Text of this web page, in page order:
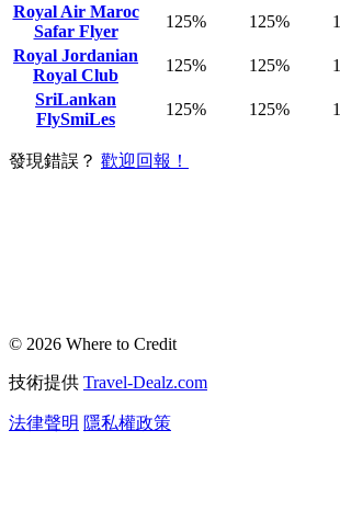
Royal Air Maroc
Safar Flyer
125% 125%
Royal Jordanian
Royal Club
125% 125%
SriLankan
FlySmiLes
125% 125%
發現錯誤？ 歡迎回報！
© 2026 Where to Credit
技術提供 Travel-Dealz.com
法律聲明 隱私權政策